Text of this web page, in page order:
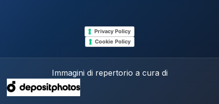
Privacy Policy
Cookie Policy
Immagini di repertorio a cura di